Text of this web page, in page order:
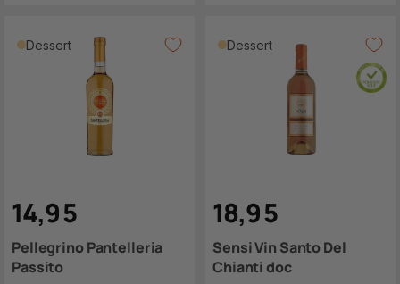
Dessert
14,95
Pellegrino Pantelleria
Passito
Dessert
18,95
Sensi Vin Santo Del
Chianti doc